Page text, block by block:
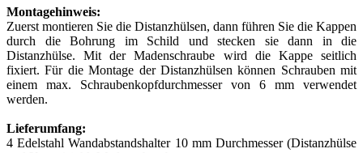
Montagehinweis:
Zuerst montieren Sie die Distanzhülsen, dann führen Sie die Kappen
durch die Bohrung im Schild und stecken sie dann in die
Distanzhülse. Mit der Madenschraube wird die Kappe seitlich
fixiert. Für die Montage der Distanzhülsen können Schrauben mit
einem max. Schraubenkopfdurchmesser von 6 mm verwendet
werden.
Lieferumfang:
4 Edelstahl Wandabstandshalter 10 mm Durchmesser (Distanzhülse